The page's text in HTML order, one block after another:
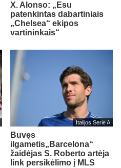
X. Alonso: „Esu
patenkintas dabartiniais
„Chelsea“ ekipos
vartininkais“
Italijos Serie A
Buvęs
ilgametis„Barcelona“
žaidėjas S. Roberto artėja
link persikėlimo į MLS